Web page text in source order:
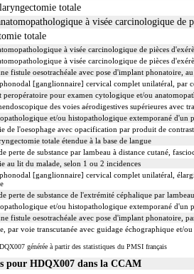
totale
à visée carcinologique de
totale
à visée carcinologique de pièces
à visée carcinologique de pièces
fistule oesotrachéale avec pose d'implant phonatoire,
[ganglionnaire] cervical complet unilatéral, par
peropératoire pour examen cytologique et/ou
des voies aérodigestives supérieures avec
et/ou histopathologique extemporané d'un
de l'oesophage avec opacification par produit de
totale étendue à la base de langue
perte de substance par lambeau à distance cutané,
au lit du malade, selon 1 ou 2 incidences
[ganglionnaire] cervical complet unilatéral,
perte de substance de l'extrémité céphalique par
et/ou histopathologique extemporané d'un
fistule oesotrachéale avec pose d'implant phonatoire,
par voie transcutanée avec guidage échographique et/
générée à partir des statistiques du PMSI français
pour HDQX007 dans la CCAM